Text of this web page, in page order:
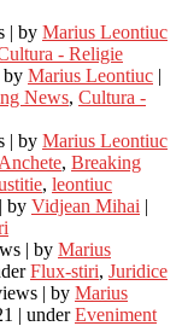
| by Marius Leontiuc
- Religie
by Marius Leontiuc |
News, Cultura -
| by Marius Leontiuc
Anchete, Breaking
, leontiuc
| by Vidjean Mihai |
| by Marius
Flux-stiri, Juridice
| by Marius
| underEveniment